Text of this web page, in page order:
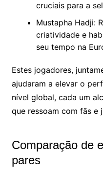
cruciais para a
Mustapha Hadji:
criatividade e
seu tempo na
Estes jogadores,
ajudaram a elevar o
nível global, cada um
que ressoam com fãs e
Comparação de
pares